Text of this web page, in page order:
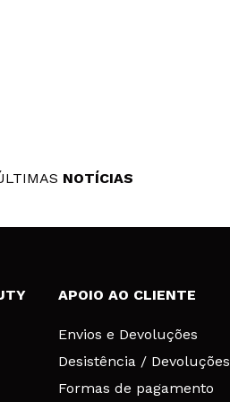
NOTÍCIAS
APOIO AO CLIENTE
Envios e Devoluções
Desistência / Devoluções
Formas de pagamento